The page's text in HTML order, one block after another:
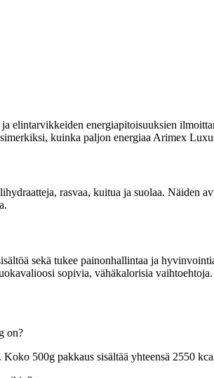
elintarvikkeiden energiapitoisuuksien
kuinka paljon energiaa Arimex
rasvaa, kuitua ja suolaa. Näiden
sekä tukee painonhallintaa ja
sopivia, vähäkalorisia vaihtoehtoja.
on?
500g pakkaus sisältää yhteensä 2550